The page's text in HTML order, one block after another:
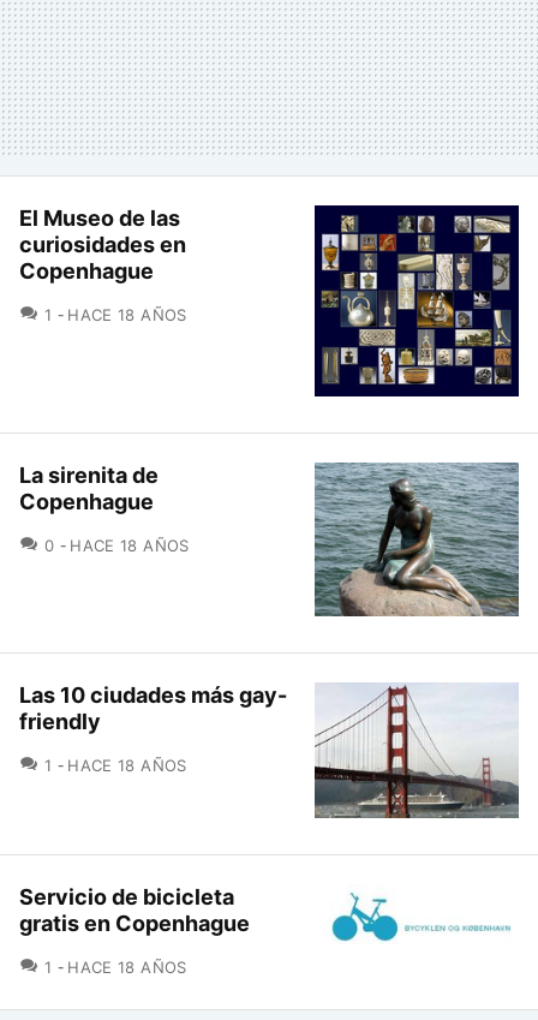
El Museo de las
curiosidades en
Copenhague
1 COMENTARIOS
HACE 18 AÑOS
La sirenita de
Copenhague
0 COMENTARIOS
HACE 18 AÑOS
Las 10 ciudades más gay-
friendly
1 COMENTARIOS
HACE 18 AÑOS
Servicio de bicicleta
gratis en Copenhague
1 COMENTARIOS
HACE 18 AÑOS